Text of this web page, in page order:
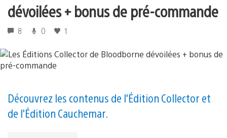
dévoilées + bonus de pré-commande
8 0 1
Découvrez les contenus de l'Édition Collector et
de l'Édition Cauchemar.